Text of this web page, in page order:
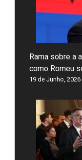
Rama sobre a
como Romeu
19 de Junho, 2026